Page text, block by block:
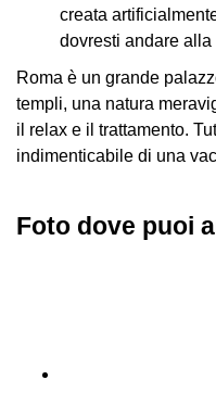
creata
dovresti andare
Roma è un grande
templi, una natura
il relax e il trattamento.
indimenticabile di una
Foto dove puoi